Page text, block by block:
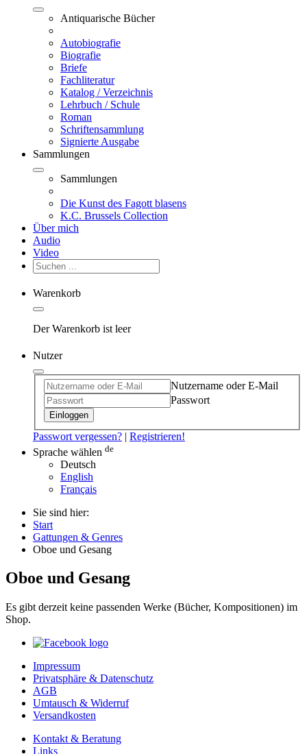
Antiquarische Bücher
Autobiografie
Biografie
Briefe
Fachliteratur
Katalog / Verzeichnis
Lehrbuch / Schule
Roman
Schriftensammlung
Signierte Ausgabe
Sammlungen
Sammlungen
Die Kunst des Fagott blasens
K.C. Brussels Collection
Über mich
Audio
Video
Warenkorb
Der Warenkorb ist leer
Nutzer
Nutzername oder E-Mail
Passwort
Einloggen
Passwort vergessen? | Registrieren!
Sprache wählen de
Deutsch
English
Français
Sie sind hier:
Start
Gattungen & Genres
Oboe und Gesang
Oboe und Gesang
Es gibt derzeit keine passenden Werke (Bücher, Kompositionen) im
Shop.
Impressum
Privatsphäre & Datenschutz
AGB
Umtausch & Widerruf
Versandkosten
Kontakt & Beratung
Links